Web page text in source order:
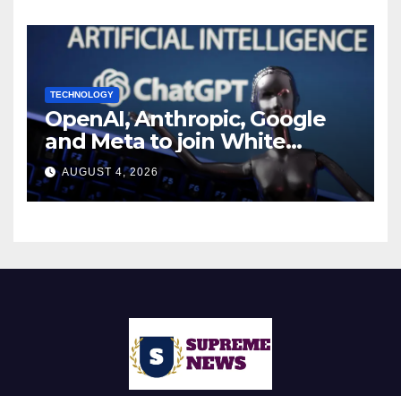
TECHNOLOGY
OpenAI, Anthropic, Google
and Meta to join White
House AI security meeting
AUGUST 4, 2026